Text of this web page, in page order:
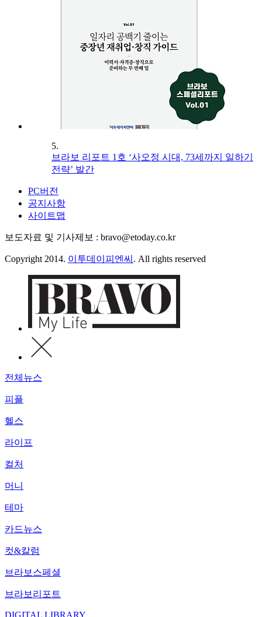
5.
브라보 리포트 1호 ‘사오정 시대, 73세까지 일하기
전략’ 발간
PC버전
공지사항
사이트맵
보도자료 및 기사제보 : bravo@etoday.co.kr
Copyright 2014. 이투데이피엔씨 . All rights reserved
전체뉴스
피플
헬스
라이프
컬처
머니
테마
카드뉴스
컷&칼럼
브라보스페셜
브라보리포트